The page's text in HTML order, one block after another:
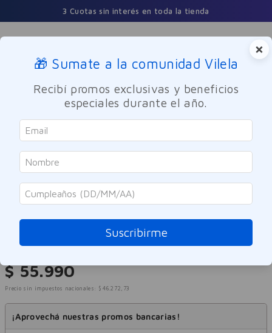
3 Cuotas sin interés en toda la tienda
Buscar
Maquillaje Rostro
Loreal
True Match Tinted Serum Con
Color 0.5-2 Very Light
Referencia:-317622
$ 55.990
Precio sin impuestos nacionales: $ 46.272 , 73
¡Aprovechá nuestras promos bancarias!
×
🎁 Sumate a la comunidad Vilela
Recibí promos exclusivas y beneficios
especiales durante el año.
Suscribirme